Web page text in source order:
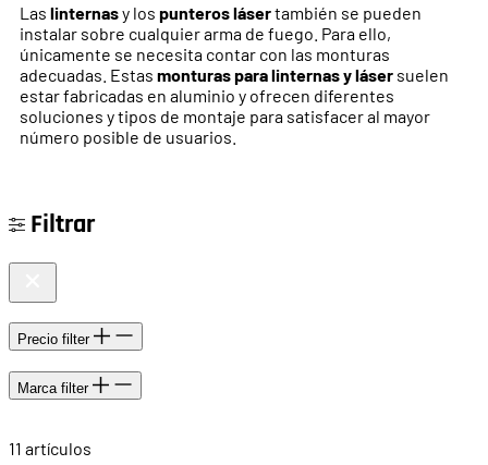
Las linternasy los punteros lásertambién se pueden
instalar sobre cualquier arma de fuego. Para ello,
únicamente se necesita contar con las monturas
adecuadas. Estas monturas para linternas y láser suelen
estar fabricadas en aluminio y ofrecen diferentes
soluciones y tipos de montaje para satisfacer al mayor
número posible de usuarios.
Filtrar
Precio filter
Marca filter
11 artículos